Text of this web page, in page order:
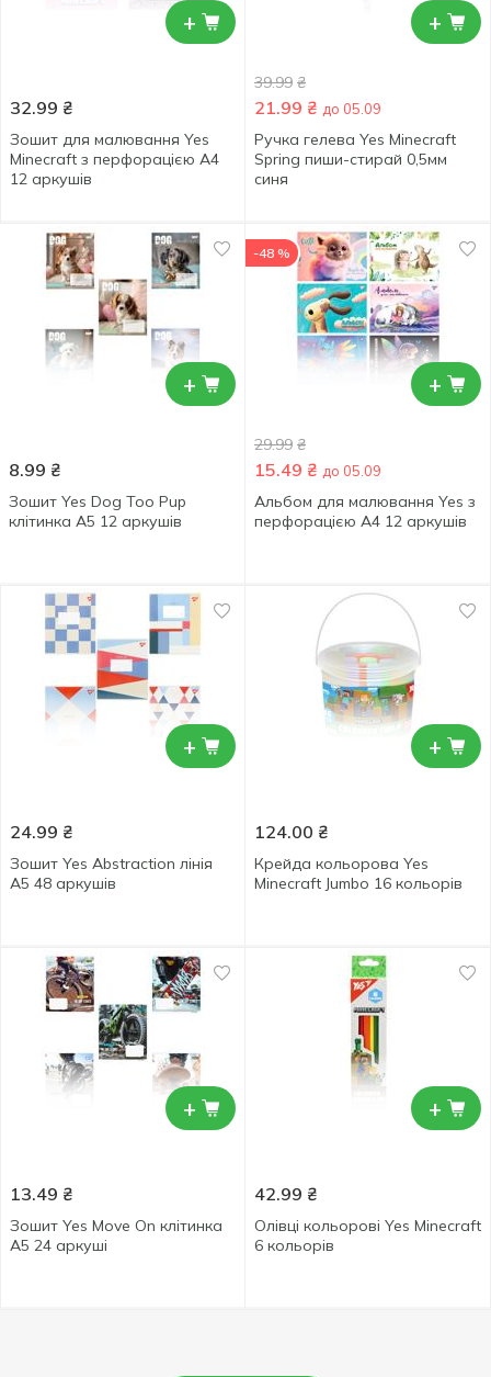
+
32.99 ₴
Зошит для малювання Yes
Minecraft з перфорацією А4
12 аркушів
+
39.99 ₴
21.99 ₴ до 05.09
Ручка гелева Yes Minecraft
Spring пиши-стирай 0,5мм
синя
+
8.99 ₴
Зошит Yes Dog Too Pup
клітинка А5 12 аркушів
+
-48 %
29.99 ₴
15.49 ₴ до 05.09
Альбом для малювання Yes з
перфорацією А4 12 аркушів
+
24.99 ₴
Зошит Yes Abstraction лінія
А5 48 аркушів
+
124.00 ₴
Крейда кольорова Yes
Minecraft Jumbo 16 кольорів
+
13.49 ₴
Зошит Yes Move On клітинка
А5 24 аркуші
+
42.99 ₴
Олівці кольорові Yes Minecraft
6 кольорів